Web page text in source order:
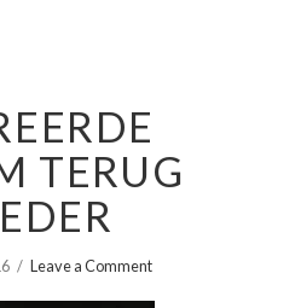
TERUG
Leave a Comment